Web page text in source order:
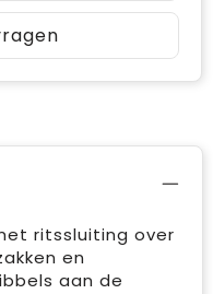
ritssluiting over
en
aan de